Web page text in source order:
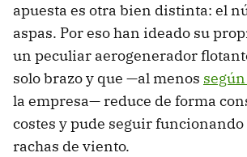
apuesta es otra bien distinta: el
aspas. Por eso han ideado su
un peculiar aerogenerador
solo brazo y que —al menos
la empresa— reduce de forma
costes y pude seguir
rachas de viento.